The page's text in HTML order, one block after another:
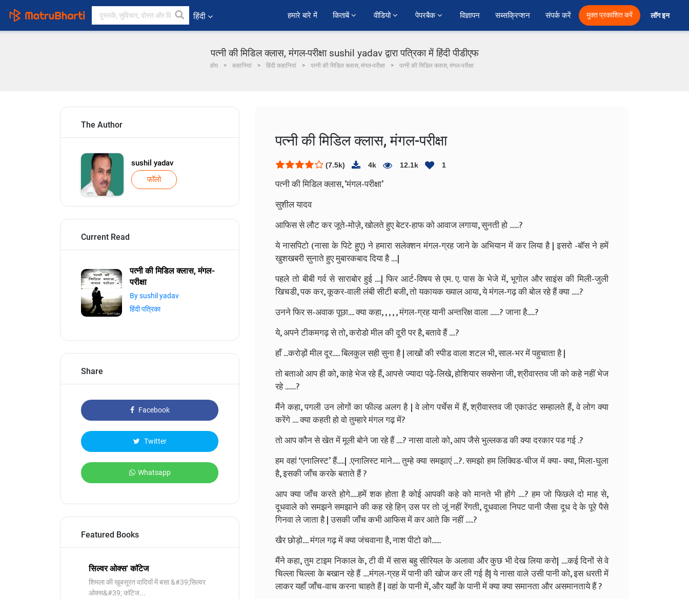
हिंदी हमारे बारे में किताबें वीडियो पेपरबैक विज्ञापन सब्सक्रिप्शन संपर्क करें मुक्त प्रकाशित करें लॉग इन
पत्नी की मिडिल क्लास, मंगल-परीक्षा sushil yadav द्वारा पत्रिका में हिंदी पीडीएफ
होम कहानियां हिंदी कहानियां पत्नी की मिडिल क्लास, मंगल-परीक्षा पत्नी की मिडिल क्लास, मंगल-परीक्षा
The Author
sushil yadav
फॉलो
Current Read
पत्नी की मिडिल क्लास, मंगल-
परीक्षा
By sushil yadav
हिंदी पत्रिका
Share
Facebook
Twitter
Whatsapp
Featured Books
सिल्वर ओक्स' कॉटेज
शिमला की खूबसूरत वादियों में बसा &#39;सिल्वर
ओक्स&#39; कॉटेज...
पत्नी की मिडिल क्लास, मंगल-परीक्षा
(7.5k) 4k 12.1k 1
पत्नी की मिडिल क्लास, ’मंगल-परीक्षा’
सुशील यादव
आफिस से लौट कर जूते-मोज़े, खोलते हुए बेटर-हाफ को आवाज लगाया, सुनती हो ......?
ये नासपिटो (नासा के पिटे हुए) ने हमारा सलेक्शन मंगल-ग्रह जाने के अभियान में कर लिया है | इसरो -बॉस ने हमें
खुशखबरी सुनाते हुए मुबारकबाद दिया है ....|
पहले तो बीबी गर्व से साराबोर हुई ....| फिर आर्ट-विषय से एम. ए. पास के भेजे में, भूगोल और साइंस की मिली-जुली
खिचडी, पक कर, कूकर-वाली लंबी सीटी बजी, तो यकायक ख्याल आया, ये मंगल-गढ़ की बोल रहे हैं क्या .....?
उनने फिर स-अवाक पूछा.... क्या कहा, , , , , मंगल-ग्रह यानी अन्तरिक्ष वाला ......? जाना है.....?
ये, अपने टीकमगढ़ से तो, करोडो मील की दूरी पर है, बतावे हैं ....?
हाँ ...करोड़ों मील दूर..... बिलकुल सही सुना है | लाखों की स्पीड वाला शटल भी, साल-भर में पहुचाता है |
तो बताओ आप ही को, काहे भेज रहे हैं, आपसे ज्यादा पढ़े-लिखे, होशियार सक्सेना जी, श्रीवास्तव जी को कहे नहीं भेज
रहे .......?
मैंने कहा, पगली उन लोगों का फील्ड अलग है | वे लोग पर्चेस में हैं, श्रीवास्तव जी एकाउंट सम्हालते हैं, वे लोग क्या
करेंगे .... क्या कहती हो वो तुम्हारे मंगल गढ़ में?
तो आप कौन से खेत में मूली बोने जा रहे हैं ....? नासा वालो को, आप जैसे भुल्लकड की क्या दरकार पड गई .?
हम वहां ‘एनालिस्ट’ हैं.....| .एनालिस्ट माने..... तुम्हे क्या समझाएं ...?. समझो हम लिक्विड-चीज में क्या- क्या, मिला-घुला
है, इसकी जाँच करके बताते हैं ?
आप क्या जाँच करते होगे.....हमें शक होता है कोई आपकी कहे को मानते भी होंगे ....? हम जो फिछले दो माह से,
दूधवाले को समझने समझाने की कह रहे हिन् उस पर तो जूं नहीं रेंगती, दूधवाला निपट पानी जैसा दूध दे के पूरे पैसे
गिनवा ले जाता है | उसकी जाँच कभी आफिस में कर आते कि नहीं .....?
खैर छोड़ो.... मंगल गढ़ में क्या जंचवाना है, नाश पीटो को......
मैंने कहा, तुम टाइम निकाल के, टी वी में सास बहु सीरियल के अलावा और कुछ भी देख लिया करो| ....कई दिनों से वे
चिल्ला चिल्ला के बखान रहे हैं ....मंगल-ग्रह में पानी की खोज कर ली गई है| ये नासा वाले उसी पानी को, इस धरती में
लाकर यहाँ जाँच-वाच करना चाहते हैं | वहां के पानी में, और यहाँ के पानी में क्या क्या समानता और असमानताये हैं ?